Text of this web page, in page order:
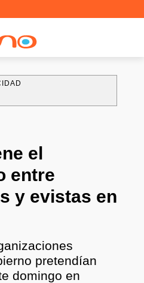
el
entre
y evistas en
pretendían
domingo en